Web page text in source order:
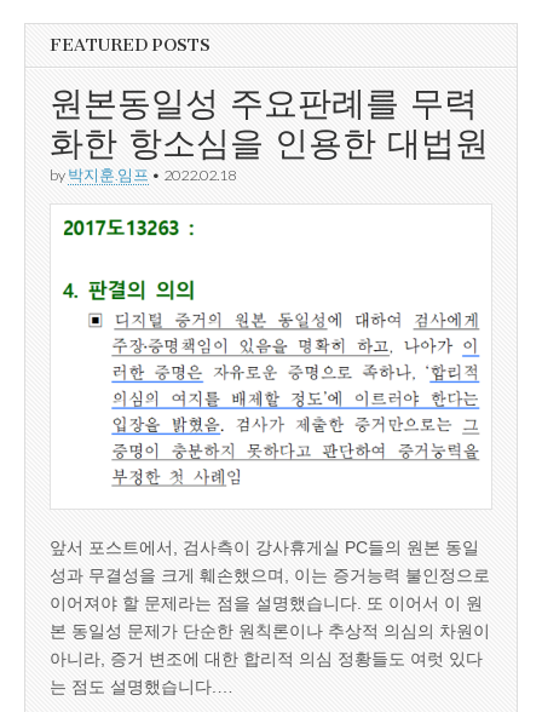
FEATURED POSTS
원본동일성 주요판례를 무력
화한 항소심을 인용한 대법원
by 박지훈.임프 • 2022.02.18
앞서 포스트에서, 검사측이 강사휴게실 PC들의 원본 동일
성과 무결성을 크게 훼손했으며, 이는 증거능력 불인정으로
이어져야 할 문제라는 점을 설명했습니다. 또 이어서 이 원
본 동일성 문제가 단순한 원칙론이나 추상적 의심의 차원이
아니라, 증거 변조에 대한 합리적 의심 정황들도 여럿 있다
는 점도 설명했습니다.…